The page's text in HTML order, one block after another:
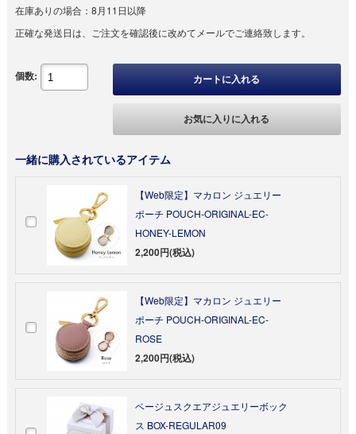
在庫ありの場合： 8月11日以降
正確な発送日は、ご注文を確認後に改めてメールでご連絡致します。
個数: カートに入れる
お気に入りに入れる
一緒に購入されているアイテム
【Web限定】マカロン ジュエリー
ポーチ POUCH-ORIGINAL-EC-
HONEY-LEMON
2,200円(税込)
【Web限定】マカロン ジュエリー
ポーチ POUCH-ORIGINAL-EC-
ROSE
2,200円(税込)
ベージュスクエアジュエリーボック
ス BOX-REGULAR09